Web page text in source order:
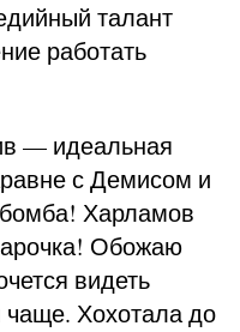
талант
работать
— идеальная
с Демисом и
Харламов
Обожаю
видеть
чаще. Хохотала до